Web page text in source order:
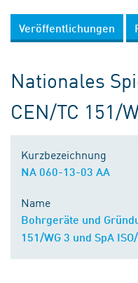
Veröffentlichungen
Nationales
CEN/TC 151/
Kurzbezeichnung
NA 060-13-03 AA
Name
Bohrgeräte und
151/WG 3 und SpA